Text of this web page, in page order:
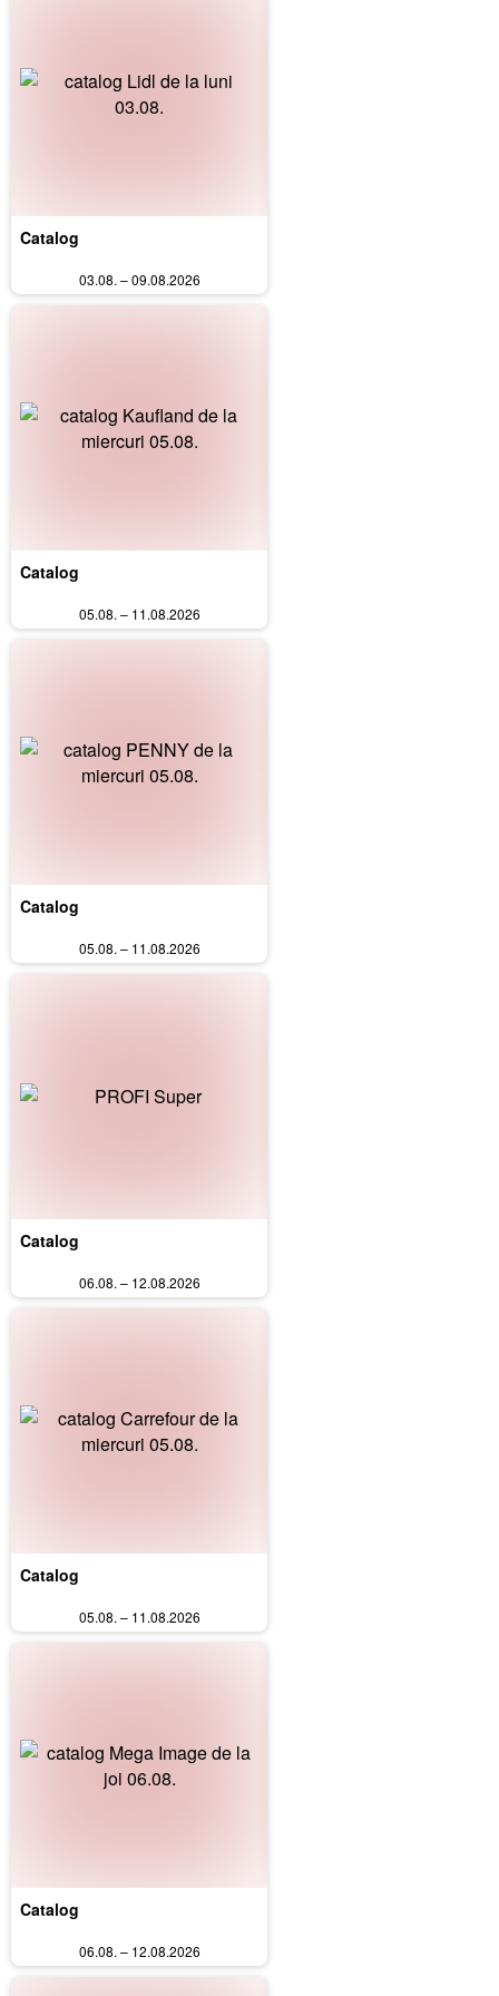
Catalog
03.08. – 09.08.2026
Catalog
05.08. – 11.08.2026
Catalog
05.08. – 11.08.2026
Catalog
06.08. – 12.08.2026
Catalog
05.08. – 11.08.2026
Catalog
06.08. – 12.08.2026